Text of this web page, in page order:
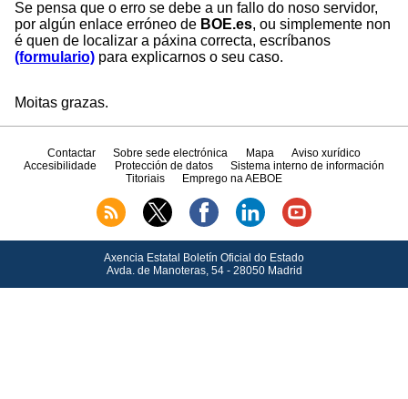
Se pensa que o erro se debe a un fallo do noso servidor,
por algún enlace erróneo de BOE.es, ou simplemente non
é quen de localizar a páxina correcta, escríbanos
(formulario) para explicarnos o seu caso.
Moitas grazas.
Contactar Sobre sede electrónica Mapa
Aviso xurídico
Accesibilidade
Protección de datos
Sistema interno de información
Titoriais
Emprego na AEBOE
Axencia Estatal Boletín Oficial do Estado
Avda.de Manoteras, 54 - 28050 Madrid